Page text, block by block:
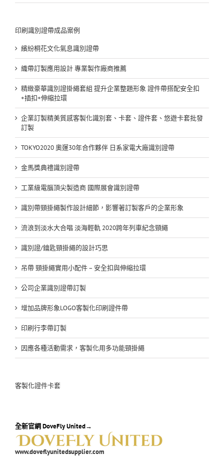
印刷識別證帶成品案例
繽紛桐花文化氣息識別證帶
織帶訂製應用設計 專業製作廠商推薦
精緻豪華識別證掛繩套組 提升企業整題形象 證件帶搭配安全扣
+插扣+伸縮拉環
企業訂製精美質感客製化識別套、卡套、證件套、悠遊卡套批發
訂製
TOKYO2020 奧運30年合作夥伴 日系家電大廠識別證帶
金馬獎典禮識別證帶
工業級電腦頂尖製造商 國際展會識別證帶
識別帶頸掛繩製作設計細節，影響著訂製客戶的企業形象
流浪到淡水大合唱 淡海輕軌 2020跨年列車紀念頸繩
識別證/鑰匙頸掛繩的設計巧思
吊帶 頸掛繩實用小配件 – 安全扣與伸縮拉環
公司企業識別證帶訂製
增加品牌形象LOGO客製化印刷證件帶
印刷行李帶訂製
因應各種活動需求，客製化用多功能頸掛繩
客製化證件卡套
全新官網 DoveFly United→
www.doveflyunitedsupplier.com